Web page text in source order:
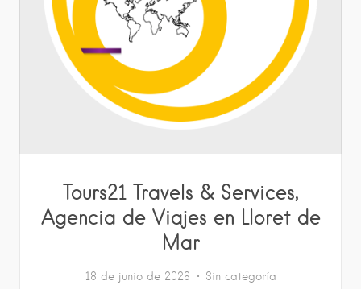
Tours21 Travels & Services,
Agencia de Viajes en Lloret de
Mar
18 de junio de 2026 Sin categoría